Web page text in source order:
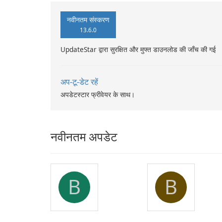
नवीनतम संस्करण
13.6.0
UpdateStar द्वारा सुरक्षित और मुफ्त डाउनलोड की जाँच की गई
अप-टू-डेट रहें
अपडेटस्टार फ्रीवेयर के साथ।
नवीनतम अपडेट
B B